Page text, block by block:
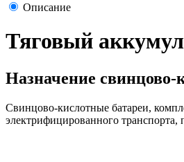
Описание
Тяговый
Назначение свинцово-
Свинцово-кислотные батареи,
электрифицированного транспорта,